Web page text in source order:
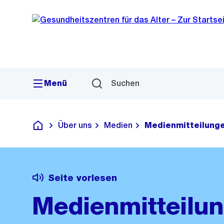
Navigation
Sprunglink
Menü Suchen
Gesundheitszentren für das Alter
Über uns Medien
Seite vorlesen